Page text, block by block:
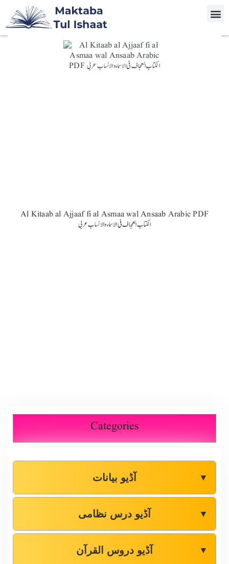
Al Kitaab al Ajjaaf fi al Asmaa wal Ansaab Arabic PDF
الکتاب العجاف فی الاسماء والانساب عربی
Categories
آڈیو بیانات ▼
آڈیو درس نظامی ▼
آڈیو دروس القرآن ▼